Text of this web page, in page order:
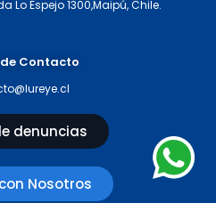
Lo Espejo 1300,Maipú, Chile.
Contacto
denuncias
Nosotros